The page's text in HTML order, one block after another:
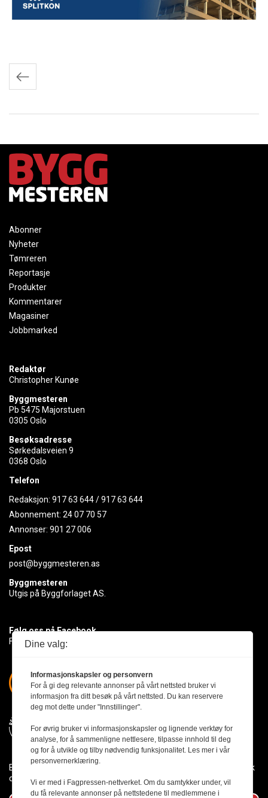
Innleggnavigasjon
Abonner
Nyheter
Tømreren
Reportasje
Produkter
Kommentarer
Magasiner
Jobbmarked
Redaktør
Christopher Kunøe
Byggmesteren
Pb 5475 Majorstuen
0305 Oslo
Besøksadresse
Sørkedalsveien 9
0368 Oslo
Telefon
Redaksjon: 917 63 644/917 63 644
Abonnement: 24 07 70 57
Annonser: 901 27 006
Epost
post@byggmesteren.as
Byggmesteren
Utgis på Byggforlaget AS.
Følg oss på Facebook
Få med deg det siste innen byggebransjen
Byggmesteren følger Vær Varsom-plakaten og presseetikken slik
den er nedfelt i Redaktørplakaten.
Dine valg:
Informasjonskapsler og personvern
For å gi deg relevante annonser på vårt nettsted bruker vi
informasjon fra ditt besøk på vårt nettsted. Du kan reservere
deg mot dette under "Innstillinger".
For øvrig bruker vi informasjonskapsler og lignende verktøy for
analyse, for å sammenligne nettlesere, tilpasse innhold til deg
og for å utvikle og tilby nødvendig funksjonalitet. Les mer i vår
personvernerklæring.
Vi er med i Fagpressen-nettverket. Om du samtykker under, vil
du få relevante annonser på nettstedene til medlemmene i